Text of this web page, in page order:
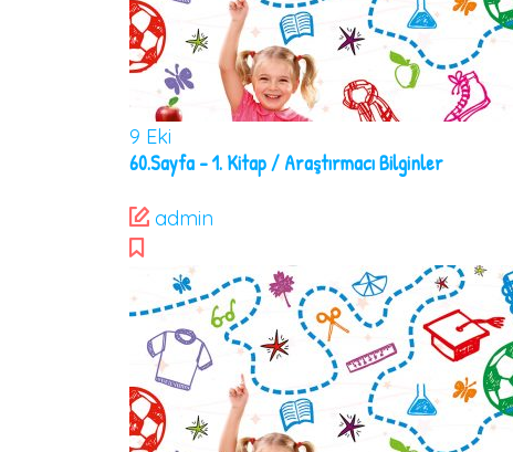
9 Eki
60.Sayfa – 1. Kitap / Araştırmacı Bilginler
admin